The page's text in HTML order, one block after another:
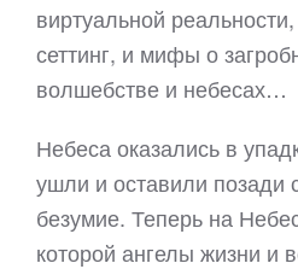
виртуальной
сеттинг, и мифы о
волшебстве и небесах…
Небеса оказались в
ушли и оставили позади
безумие. Теперь на
которой ангелы жизни и